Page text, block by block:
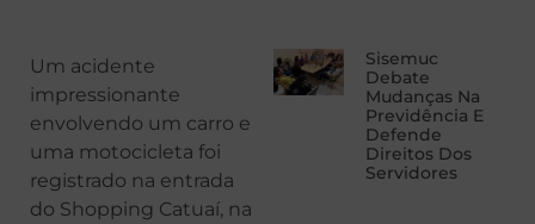
Um acidente
impressionante
envolvendo um carro e
uma motocicleta foi
registrado na entrada
do Shopping Catuaí, na
Sisemuc
Debate
Mudanças Na
Previdência E
Defende
Direitos Dos
Servidores